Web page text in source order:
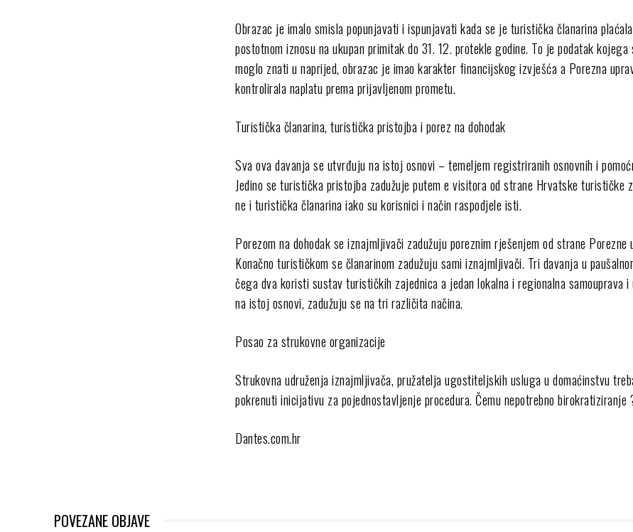
Obrazac je imalo smisla popunjavati i ispunjavati kada se je turistička članarina
postotnom iznosu na ukupan primitak do 31. 12. protekle godine. To je podatak kojega
moglo znati u naprijed, obrazac je imao karakter financijskog izvješća a Porezna
kontrolirala naplatu prema prijavljenom prometu.
Turistička članarina, turistička pristojba i porez na dohodak
Sva ova davanja se utvrđuju na istoj osnovi – temeljem registriranih osnovnih i
Jedino se turistička pristojba zadužuje putem e visitora od strane Hrvatske turističke
ne i turistička članarina iako su korisnici i način raspodjele isti.
Porezom na dohodak se iznajmljivači zadužuju poreznim rješenjem od strane Porezne
Konačno turističkom se članarinom zadužuju sami iznajmljivači. Tri davanja u
čega dva koristi sustav turističkih zajednica a jedan lokalna i regionalna samouprava
na istoj osnovi, zadužuju se na tri različita načina.
Posao za strukovne organizacije
Strukovna udruženja iznajmljivača, pružatelja ugostiteljskih usluga u domaćinstvu
pokrenuti inicijativu za pojednostavljenje procedura. Čemu nepotrebno birokratiziranje
Dantes.com.hr
POVEZANE OBJAVE